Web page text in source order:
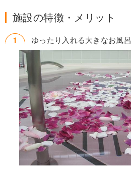
施設の特徴・メリット
ゆったり入れる大きなお風呂